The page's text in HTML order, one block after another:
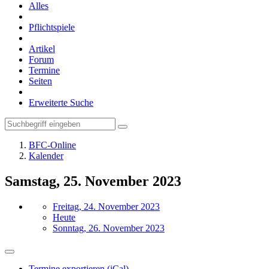
Alles
Pflichtspiele
Artikel
Forum
Termine
Seiten
Erweiterte Suche
BFC-Online
Kalender
Samstag, 25. November 2023
Freitag, 24. November 2023
Heute
Sonntag, 26. November 2023